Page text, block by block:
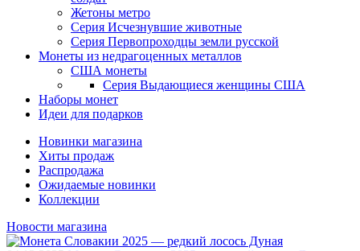
Жетоны метро
Серия Исчезнувшие животные
Серия Первопроходцы земли русской
Монеты из недрагоценных металлов
США монеты
Серия Выдающиеся женщины США
Наборы монет
Идеи для подарков
Новинки магазина
Хиты продаж
Распродажа
Ожидаемые новинки
Коллекции
Новости магазина